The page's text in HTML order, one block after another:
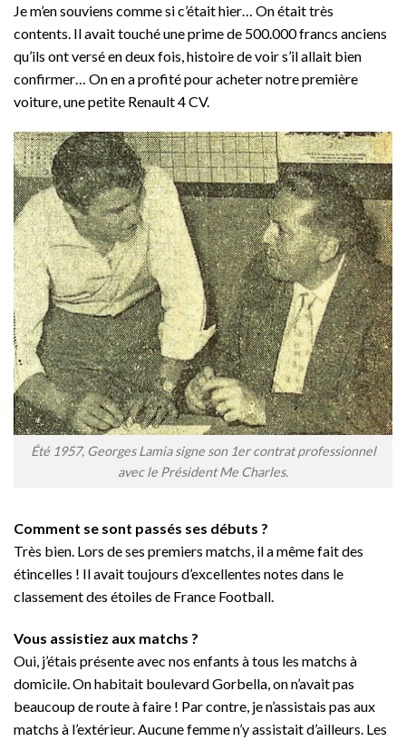
Je m’en souviens comme si c’était hier… On était très
contents. Il avait touché une prime de 500.000 francs anciens
qu’ils ont versé en deux fois, histoire de voir s’il allait bien
confirmer… On en a profité pour acheter notre première
voiture, une petite Renault 4 CV.
Été 1957, Georges Lamia signe son 1er contrat professionnel
avec le Président Me Charles.
Comment se sont passés ses débuts ?
Très bien. Lors de ses premiers matchs, il a même fait des
étincelles ! Il avait toujours d’excellentes notes dans le
classement des étoiles de France Football.
Vous assistiez aux matchs ?
Oui, j’étais présente avec nos enfants à tous les matchs à
domicile. On habitait boulevard Gorbella, on n’avait pas
beaucoup de route à faire ! Par contre, je n’assistais pas aux
matchs à l’extérieur. Aucune femme n’y assistait d’ailleurs. Les